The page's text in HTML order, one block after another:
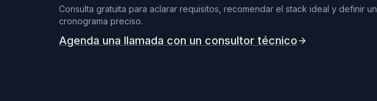
Consulta gratuita para aclarar requisitos, recomendar el stack ideal y definir un
cronograma preciso.
Agenda una llamada con un consultor técnico